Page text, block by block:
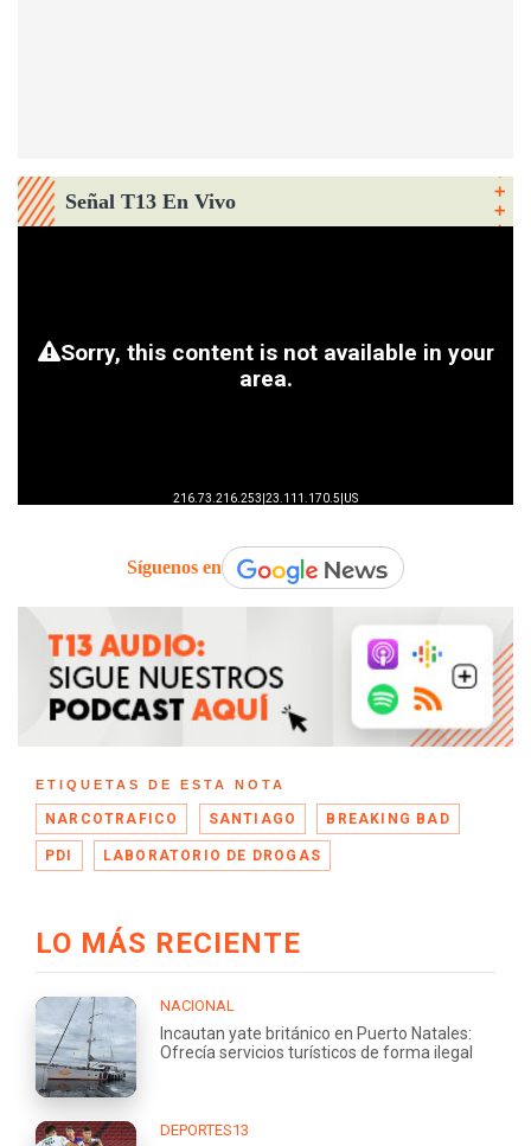
Señal T13 En Vivo
Síguenos en
ETIQUETAS DE ESTA NOTA
NARCOTRAFICO SANTIAGO BREAKING BAD
PDI LABORATORIO DE DROGAS
LO MÁS RECIENTE
NACIONAL
Incautan yate británico en Puerto Natales:
Ofrecía servicios turísticos de forma ilegal
DEPORTES13